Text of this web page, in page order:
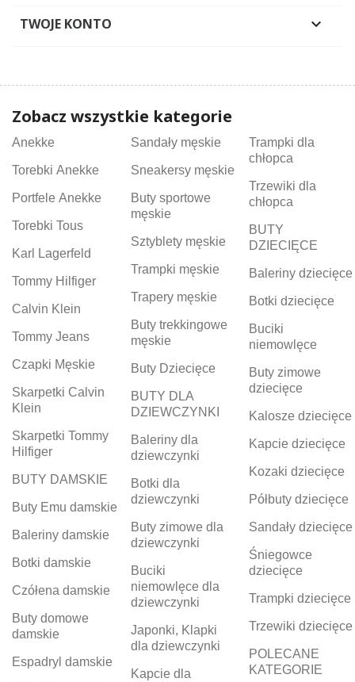
TWOJE KONTO 
Zobacz wszystkie kategorie
Anekke
Torebki Anekke
Portfele Anekke
Torebki Tous
Karl Lagerfeld
Tommy Hilfiger
Calvin Klein
Tommy Jeans
Czapki Męskie
Skarpetki Calvin
Klein
Skarpetki Tommy
Hilfiger
BUTY DAMSKIE
Buty Emu damskie
Baleriny damskie
Botki damskie
Czółena damskie
Buty domowe
damskie
Espadryl damskie
Sandały męskie
Sneakersy męskie
Buty sportowe
męskie
Sztyblety męskie
Trampki męskie
Trapery męskie
Buty trekkingowe
męskie
Buty Dziecięce
BUTY DLA
DZIEWCZYNKI
Baleriny dla
dziewczynki
Botki dla
dziewczynki
Buty zimowe dla
dziewczynki
Buciki
niemowlęce dla
dziewczynki
Japonki, Klapki
dla dziewczynki
Kapcie dla
Trampki dla
chłopca
Trzewiki dla
chłopca
BUTY
DZIECIĘCE
Baleriny dziecięce
Botki dziecięce
Buciki
niemowlęce
Buty zimowe
dziecięce
Kalosze dziecięce
Kapcie dziecięce
Kozaki dziecięce
Półbuty dziecięce
Sandały dziecięce
Śniegowce
dziecięce
Trampki dziecięce
Trzewiki dziecięce
POLECANE
KATEGORIE